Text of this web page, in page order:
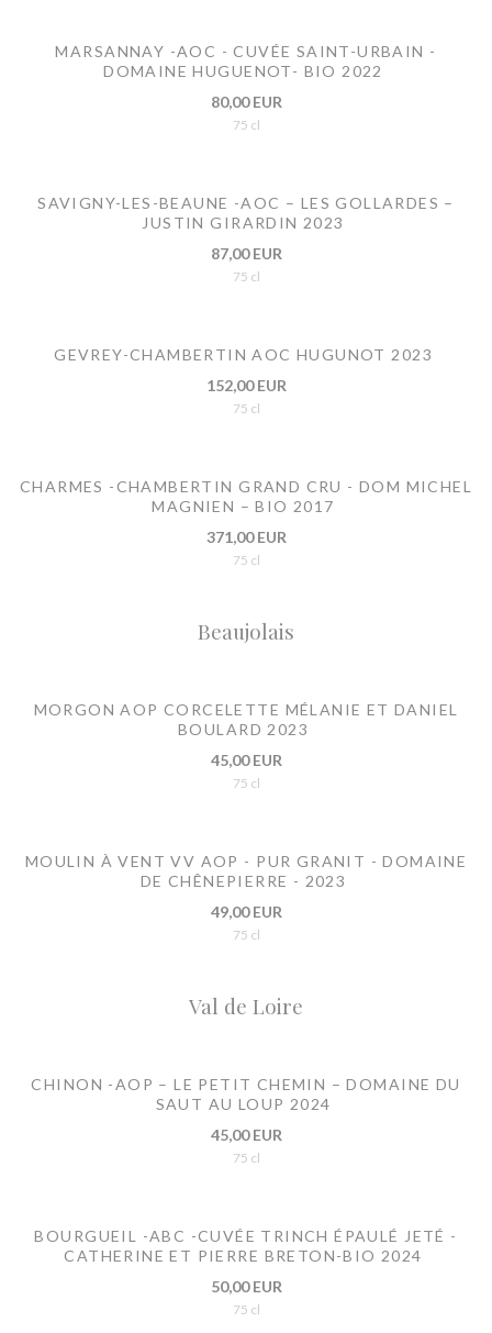
MARSANNAY -AOC - CUVÉE SAINT-URBAIN -
DOMAINE HUGUENOT- BIO 2022
80,00 EUR
75 cl
SAVIGNY-LES-BEAUNE -AOC – LES GOLLARDES –
JUSTIN GIRARDIN 2023
87,00 EUR
75 cl
GEVREY-CHAMBERTIN AOC HUGUNOT 2023
152,00 EUR
75 cl
CHARMES -CHAMBERTIN GRAND CRU - DOM MICHEL
MAGNIEN – BIO 2017
371,00 EUR
75 cl
Beaujolais
MORGON AOP CORCELETTE MÉLANIE ET DANIEL
BOULARD 2023
45,00 EUR
75 cl
MOULIN À VENT VV AOP - PUR GRANIT - DOMAINE
DE CHÊNEPIERRE - 2023
49,00 EUR
75 cl
Val de Loire
CHINON -AOP – LE PETIT CHEMIN – DOMAINE DU
SAUT AU LOUP 2024
45,00 EUR
75 cl
BOURGUEIL -ABC -CUVÉE TRINCH ÉPAULÉ JETÉ -
CATHERINE ET PIERRE BRETON-BIO 2024
50,00 EUR
75 cl